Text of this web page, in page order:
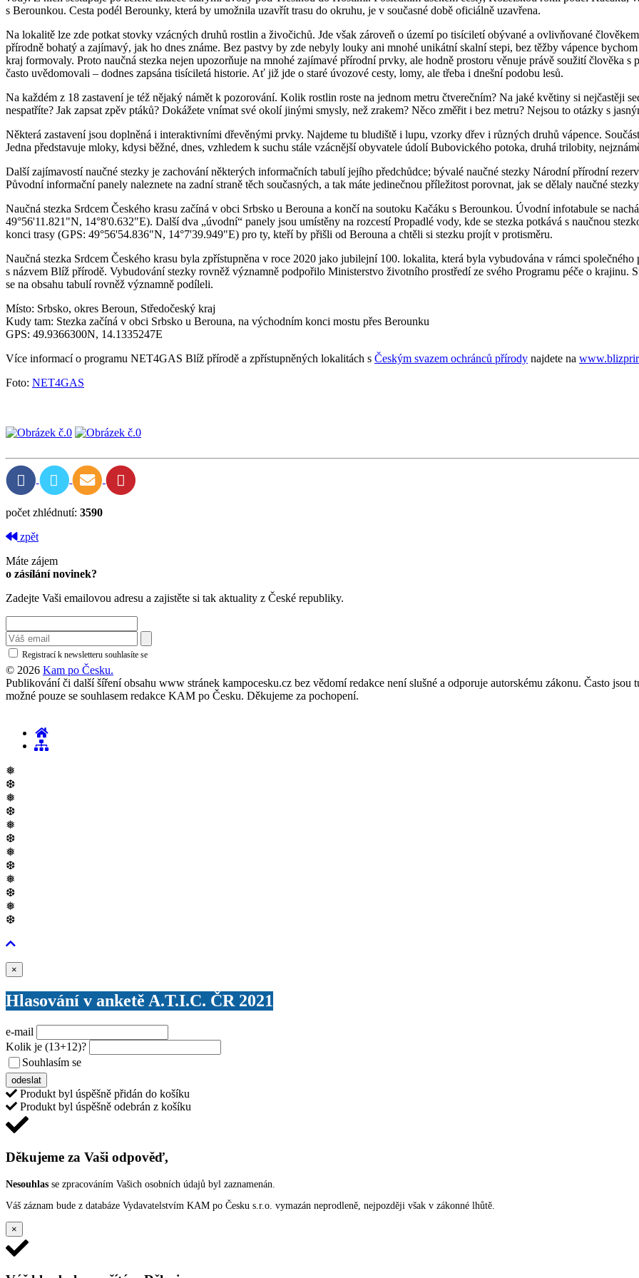
s Berounkou. Cesta podél Berounky, která by umožnila uzavřít trasu do okruhu, je v současné době oficiálně uzavřena.
Na lokalitě lze zde potkat stovky vzácných druhů rostlin a živočichů. Jde však zároveň o území po tisíciletí obývané a ovlivňované
přírodně bohatý a zajímavý, jak ho dnes známe. Bez pastvy by zde nebyly louky ani mnohé unikátní skalní stepi, bez těžby vápence
kraj formovaly. Proto naučná stezka nejen upozorňuje na mnohé zajímavé přírodní prvky, ale hodně prostoru věnuje právě soužití člověka
často uvědomovali – dodnes zapsána tisíciletá historie. Ať již jde o staré úvozové cesty, lomy, ale třeba i dnešní podobu lesů.
Na každém z 18 zastavení je též nějaký námět k pozorování. Kolik rostlin roste na jednom metru čtverečním? Na jaké květiny si nejčastěji
nespatříte? Jak zapsat zpěv ptáků? Dokážete vnímat své okolí jinými smysly, než zrakem? Něco změřit i bez metru? Nejsou to otázky s
Některá zastavení jsou doplněná i interaktivními dřevěnými prvky. Najdeme tu bludiště i lupu, vzorky dřev i různých druhů vápence.
Jedna představuje mloky, kdysi běžné, dnes, vzhledem k suchu stále vzácnější obyvatele údolí Bubovického potoka, druhá trilobity,
Další zajímavostí naučné stezky je zachování některých informačních tabulí jejího předchůdce; bývalé naučné stezky Národní přírodní
Původní informační panely naleznete na zadní straně těch současných, a tak máte jedinečnou příležitost porovnat, jak se dělaly naučné
Naučná stezka Srdcem Českého krasu začíná v obci Srbsko u Berouna a končí na soutoku Kačáku s Berounkou. Úvodní infotabule se
49°56'11.821"N, 14°8'0.632"E). Další dva „úvodní“ panely jsou umístěny na rozcestí Propadlé vody, kde se stezka potkává s naučnou
konci trasy (GPS: 49°56'54.836"N, 14°7'39.949"E) pro ty, kteří by přišli od Berouna a chtěli si stezku projít v protisměru.
Naučná stezka Srdcem Českého krasu byla zpřístupněna v roce 2020 jako jubilejní 100. lokalita, která byla vybudována v rámci
s názvem Blíž přírodě. Vybudování stezky rovněž významně podpořilo Ministerstvo životního prostředí ze svého Programu péče o
se na obsahu tabulí rovněž významně podíleli.
Místo: Srbsko, okres Beroun, Středočeský kraj
Kudy tam: Stezka začíná v obci Srbsko u Berouna, na východním konci mostu přes Berounku
GPS: 49.9366300N, 14.1335247E
Více informací o programu NET4GAS Blíž přírodě a zpřístupněných lokalitách s Českým svazem ochránců přírody najdete na
Foto: NET4GAS
počet zhlédnutí: 3590
zpět
Máte zájem
o zásílání novinek?
Zadejte Vaši emailovou adresu a zajistěte si tak aktuality z České republiky.
Registrací k newsletteru souhlasíte se
© 2026 Kam po Česku.
Publikování či další šíření obsahu www stránek kampocesku.cz bez vědomí redakce není slušné a odporuje autorskému zákonu. Často
možné pouze se souhlasem redakce KAM po Česku. Děkujeme za pochopení.
❅
❆
❅
❆
❅
❆
❅
❆
❅
❆
❅
❆
×
Hlasování v anketě A.T.I.C. ČR 2021
e-mail
Kolik je (13+12)?
Souhlasím se
odeslat
Produkt byl úspěšně přidán do košíku
Produkt byl úspěšně odebrán z košíku
Děkujeme za Vaši odpověď,
Nesouhlas se zpracováním Vašich osobních údajů byl zaznamenán.
Váš záznam bude z databáze Vydavatelstvím KAM po Česku s.r.o. vymazán neprodleně, nejpozději však v zákonné lhůtě.
×